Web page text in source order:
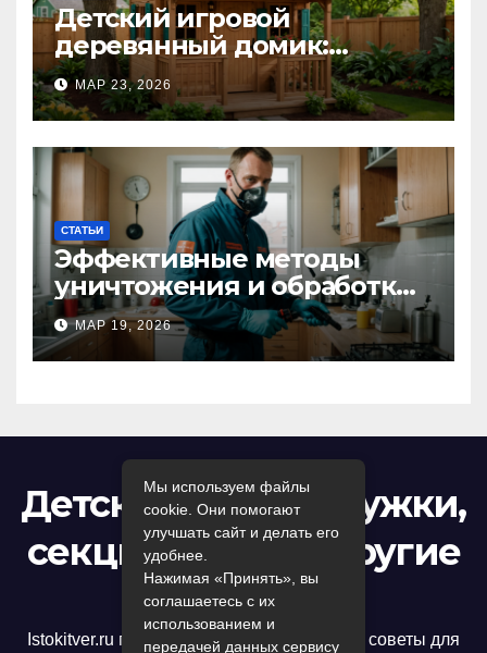
Детский игровой
деревянный домик:
волшебное пространство
для самых маленьких от
Kastum
МАР 23, 2026
СТАТЬИ
Эффективные методы
уничтожения и обработки
тараканов в Москве:
профессиональный подход
к дезинсекции квартир и
МАР 19, 2026
Детский досуг: кружки,
секции, игры и другие
развлечения
Istokitver.ru предлагает полезные статьи и советы для
Мы используем файлы
cookie. Они помогают
улучшать сайт и делать его
удобнее.
Нажимая «Принять», вы
соглашаетесь с их
использованием и
передачей данных сервису